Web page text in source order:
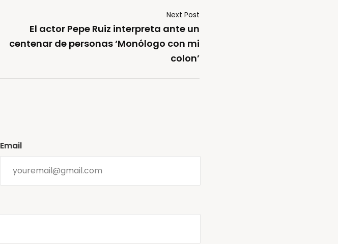
Next Post
El actor Pepe Ruiz interpreta ante un
centenar de personas ‘Monólogo con mi
colon’
Email